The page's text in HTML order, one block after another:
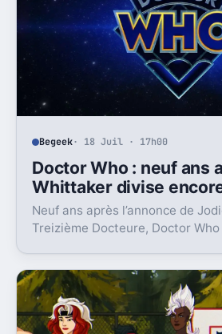
Begeek· 18 Juil · 17h00
Doctor Who : neuf ans
Whittaker divise
Neuf ans après l’annonce de
Treizième Docteure, Doctor